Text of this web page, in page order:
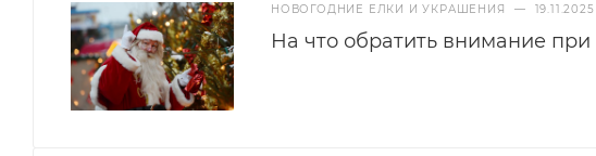
НОВОГОДНИЕ ЕЛКИ И УКРАШЕНИЯ — 19.11.2025
На что обратить внимание при